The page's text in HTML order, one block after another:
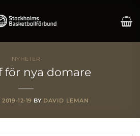
NYHETER
för nya domare
2019-12-19 BY DAVID LEMAN